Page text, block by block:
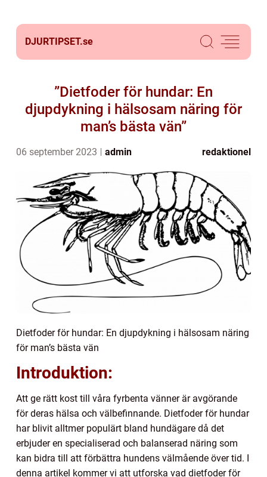
DJURTIPSET.se
”Dietfoder för hundar: En
djupdykning i hälsosam näring för
man’s bästa vän”
06 september 2023 admin redaktionel
Dietfoder för hundar: En djupdykning i hälsosam näring
för man’s bästa vän
Introduktion:
Att ge rätt kost till våra fyrbenta vänner är avgörande
för deras hälsa och välbefinnande. Dietfoder för hundar
har blivit alltmer populärt bland hundägare då det
erbjuder en specialiserad och balanserad näring som
kan bidra till att förbättra hundens välmående över tid. I
denna artikel kommer vi att utforska vad dietfoder för